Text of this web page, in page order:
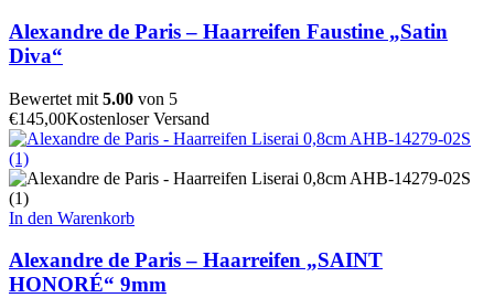
Alexandre de Paris – Haarreifen Faustine „Satin
Diva“
Bewertet mit 5.00 von 5
€145,00Kostenloser Versand
In den Warenkorb
Alexandre de Paris – Haarreifen „SAINT
HONORÉ“ 9mm